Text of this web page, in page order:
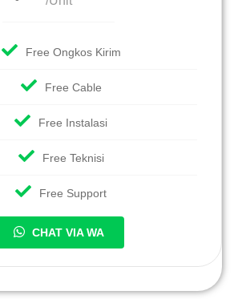
Free Ongkos Kirim
Free Cable
Free Instalasi
Free Teknisi
Free Support
CHAT VIA WA